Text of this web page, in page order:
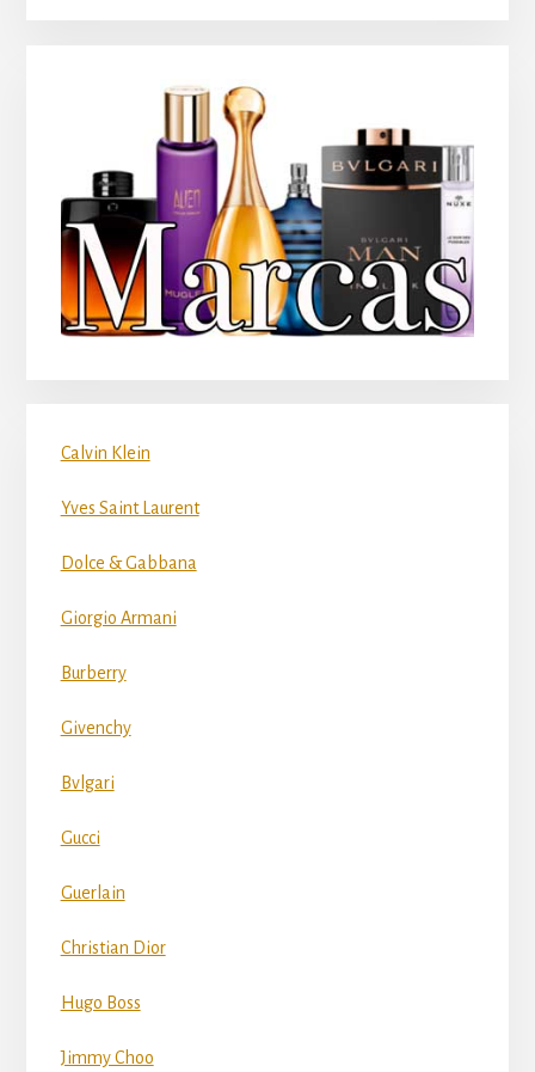
Calvin Klein
Yves Saint Laurent
Dolce & Gabbana
Giorgio Armani
Burberry
Givenchy
Bvlgari
Gucci
Guerlain
Christian Dior
Hugo Boss
Jimmy Choo